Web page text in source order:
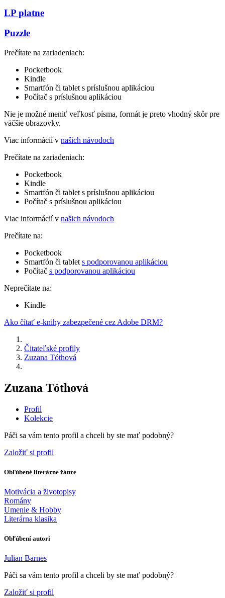
LP platne
Puzzle
Prečítate na zariadeniach:
Pocketbook
Kindle
Smartfón či tablet s príslušnou aplikáciou
Počítač s príslušnou aplikáciou
Nie je možné meniť veľkosť písma, formát je preto vhodný skôr pre
väčšie obrazovky.
Viac informácií v našich návodoch
Prečítate na zariadeniach:
Pocketbook
Kindle
Smartfón či tablet s príslušnou aplikáciou
Počítač s príslušnou aplikáciou
Viac informácií v našich návodoch
Prečítate na:
Pocketbook
Smartfón či tablet s podporovanou aplikáciou
Počítač s podporovanou aplikáciou
Neprečítate na:
Kindle
Ako čítať e-knihy zabezpečené cez Adobe DRM?
Čitateľské profily
Zuzana Tóthová
Zuzana Tóthová
Profil
Kolekcie
Páči sa vám tento profil a chceli by ste mať podobný?
Založiť si profil
Obľúbené literárne žánre
Motivácia a životopisy
Romány
Umenie & Hobby
Literárna klasika
Obľúbení autori
Julian Barnes
Páči sa vám tento profil a chceli by ste mať podobný?
Založiť si profil